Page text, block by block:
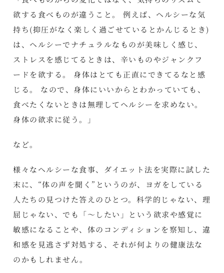
欲する食べものが違うこと。 例えば、ヘルシーな気
持ち(抑圧がなく楽しく過ごせているとかんじるとき)
は、ヘルシーでナチュラルなものが美味しく感じ、
ストレスを感じてるときは、辛いものやジャンクフ
ードを欲する。 身体はとても正直にできてるなと感
じる。 なので、身体にいいからとわかっていても、
食べたくないときは無理してヘルシーを求めない。
身体の欲求に従う。」
など。
様々なヘルシーな食事、ダイエット法を実際に試した
末に、“体の声を聞く”というのが、ヨガをしている
人たちの見つけた答えのひとつ。科学的じゃない、理
屈じゃない、でも「～したい」という欲求や感覚に
敏感になることや、体のコンディションを察知し、違
和感を見逃さず対処する、それが何よりの健康法な
のかもしれません。